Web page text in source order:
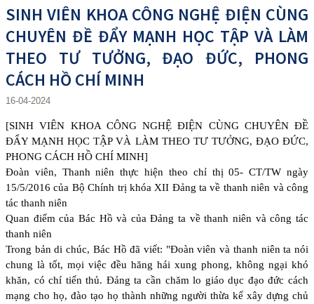
SINH VIÊN KHOA CÔNG NGHỆ ĐIỆN CÙNG
CHUYÊN ĐỀ ĐẨY MẠNH HỌC TẬP VÀ LÀM
THEO TƯ TƯỞNG, ĐẠO ĐỨC, PHONG
CÁCH HỒ CHÍ MINH
16-04-2024
[SINH VIÊN KHOA CÔNG NGHỆ ĐIỆN CÙNG CHUYÊN ĐỀ
ĐẨY MẠNH HỌC TẬP VÀ LÀM THEO TƯ TƯỞNG, ĐẠO ĐỨC,
PHONG CÁCH HỒ CHÍ MINH]
Đoàn viên, Thanh niên thực hiện theo chỉ thị 05- CT/TW ngày
15/5/2016 của Bộ Chính trị khóa XII Đảng ta về thanh niên và công
tác thanh niên
Quan điểm của Bác Hồ và của Đảng ta về thanh niên và công tác
thanh niên
Trong bản di chúc, Bác Hồ đã viết: "Đoàn viên và thanh niên ta nói
chung là tốt, mọi việc đều hăng hái xung phong, không ngại khó
khăn, có chí tiến thủ. Đảng ta cần chăm lo giáo dục đạo đức cách
mạng cho họ, đào tạo họ thành những người thừa kế xây dựng chủ